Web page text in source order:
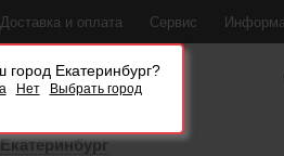
Доставка и оплата Сервис
город Екатеринбург?
Нет Выбрать город
Екатеринбург